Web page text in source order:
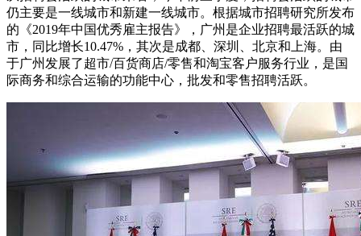
仍主要是一线城市和新建一线城市。根据城市招聘研究所发布
的《2019年中国优秀雇主报告》，广州是企业招聘最活跃的城
市，同比增长10.47%，其次是成都、深圳、北京和上海。由
于广州发展了超市/百货商店/零售和淘宝客户服务行业，是国
际商务和综合运输的功能中心，批发和零售招聘活跃。